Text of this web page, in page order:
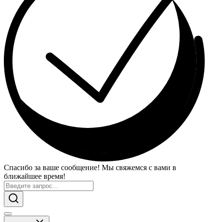
Спасибо за ваше сообщение! Мы свяжемся с вами в
ближайшее время!